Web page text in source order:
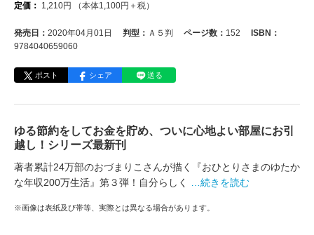
定価： 1,210円 （本体1,100円＋税）
発売日： 2020年04月01日 判型： Ａ５判 ページ数： 152
ISBN：
9784040659060
ポスト シェア 送る
ゆる節約をしてお金を貯め、ついに心地よい部屋にお引
越し！シリーズ最新刊
著者累計24万部のおづまりこさんが描く『おひとりさまのゆたか
な年収200万生活』第３弾！自分らしく
…続きを読む
※画像は表紙及び帯等、実際とは異なる場合があります。